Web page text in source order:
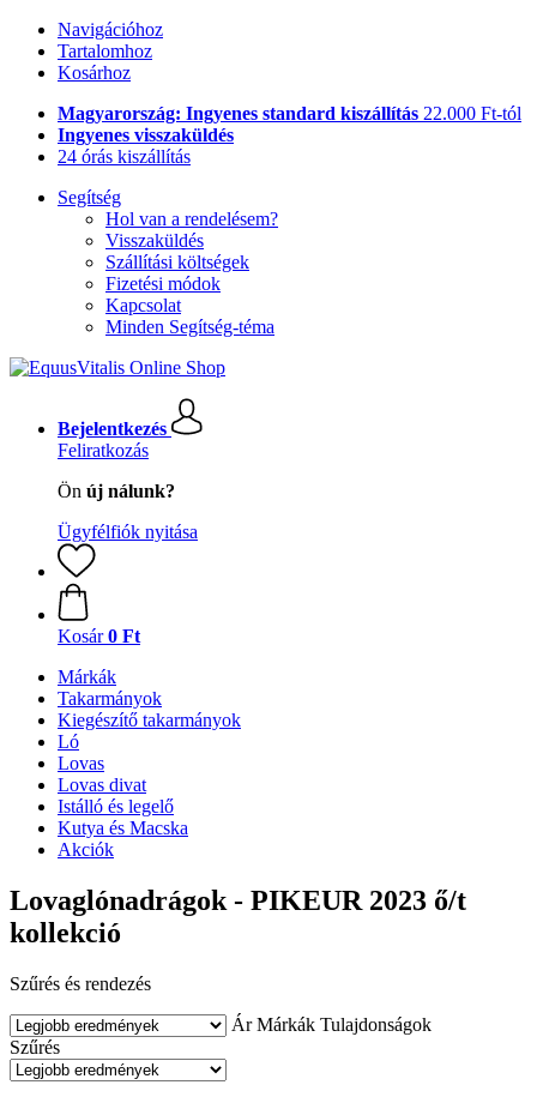
Navigációhoz
Tartalomhoz
Kosárhoz
Magyarország: Ingyenes standard kiszállítás 22.000 Ft-tól
Ingyenes visszaküldés
24 órás kiszállítás
Segítség
Hol van a rendelésem?
Visszaküldés
Szállítási költségek
Fizetési módok
Kapcsolat
Minden Segítség-téma
Bejelentkezés
Feliratkozás
Ön új nálunk?
Ügyfélfiók nyitása
Kosár 0 Ft
Márkák
Takarmányok
Kiegészítő takarmányok
Ló
Lovas
Lovas divat
Istálló és legelő
Kutya és Macska
Akciók
Lovaglónadrágok - PIKEUR 2023 ő/t
kollekció
Szűrés és rendezés
Ár Márkák Tulajdonságok
Szűrés